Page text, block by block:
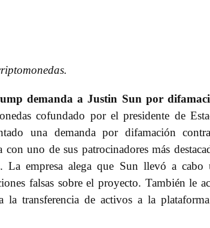
demanda a Justin Sun por
cofundado por el presidente de
una demanda por difamación
uno de sus patrocinadores más
empresa alega que Sun llevó a cabo
falsas sobre el proyecto. También le
transferencia de activos a la